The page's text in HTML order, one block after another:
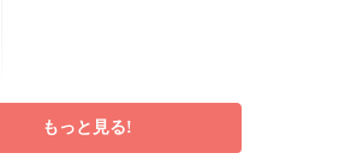
もっと見る!